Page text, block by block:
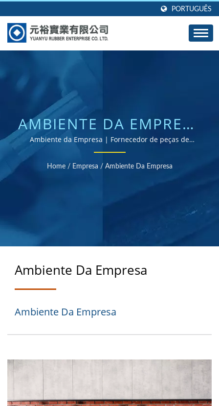
PORTUGUÊS
AMBIENTE DA EMPRESA
| GROMMETS,
VEDANTES E JUNTAS DE
BORRACHA
PERSONALIZADAS -
DESEMPENHAR
Ambiente da Empresa | Fornecedor de peças de
borracha certificado ISO e RoHS
Home / Empresa / Ambiente Da Empresa
Ambiente Da Empresa
Ambiente Da Empresa